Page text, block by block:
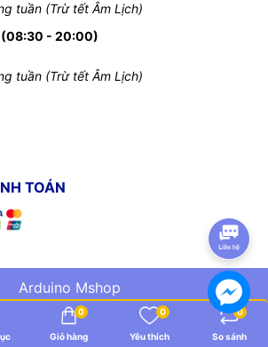
tuần (Trừ tết Âm Lịch)
(08:30 - 20:00)
tuần (Trừ tết Âm Lịch)
TOÁN
Arduino Mshop
Giỏ hàng
0
Yêu thích
0
So sánh
0